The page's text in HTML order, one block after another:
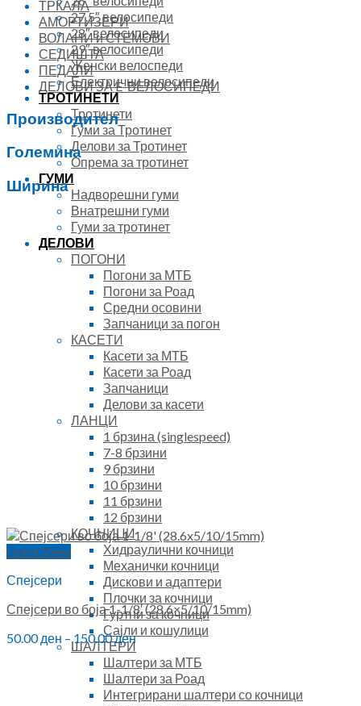
27.5″ велосипеди
28″ велосипеди
29″ велосипеди
Женски велоспеди
Електрични велосипеди
ТРОТИНЕТИ
Тротинети
Гуми за Тротинет
Делови за Тротинет
Опрема за тротинет
ГУМИ
Надворешни гуми
Внатрешни гуми
Гуми за тротинет
ДЕЛОВИ
ПОГОНИ
Погони за МТБ
Погони за Роад
Средни осовини
Запчаници за погон
КАСЕТИ
Касети за МТБ
Касети за Роад
Запчаници
Делови за касети
ЛАНЦИ
1 брзина (singlespeed)
7-8 брзини
9 брзини
10 брзини
11 брзини
12 брзини
КОЧНИЦИ
Хидраулични кочници
Механички кочници
Дискови и адаптери
Плочки за кочници
Гуртни за кочници
Сајли и кошулици
ШАЛТЕРИ
Шалтери за МТБ
Шалтери за Роад
Интегрирани шалтери со кочници
ТРКАЛА
АМОРТИЗЕРИ
ВОЛАНИ и СТЕМОВИ
СЕДИШТА
ПЕДАЛИ
ДЕЛОВИ ЗА E-ВЕЛОСИПЕДИ
Производител
Големина
Ширина
Quick View
Спејсери
Спејсери во боја 1-1/8′ (28.6×5/10/15mm)
50.00ден –150.00ден